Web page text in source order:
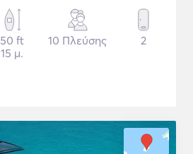
50 ft
15 μ.
10 Πλεύσης 2